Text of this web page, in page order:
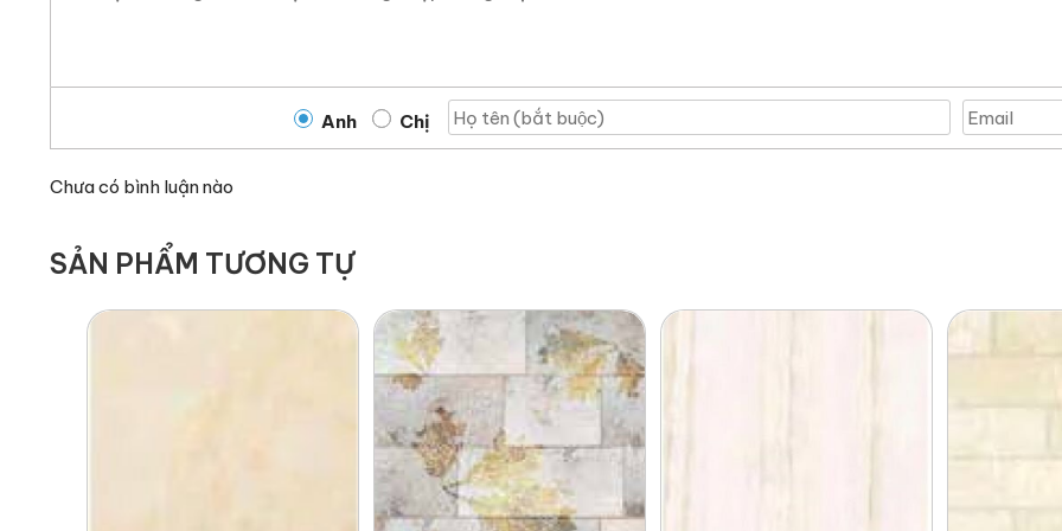
Anh Chị
Chưa có bình luận nào
SẢN PHẨM TƯƠNG TỰ